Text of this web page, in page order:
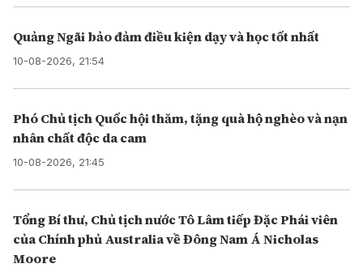
Quảng Ngãi bảo đảm điều kiện dạy và học tốt nhất
10-08-2026, 21:54
Phó Chủ tịch Quốc hội thăm, tặng quà hộ nghèo và nạn
nhân chất độc da cam
10-08-2026, 21:45
Tổng Bí thư, Chủ tịch nước Tô Lâm tiếp Đặc Phái viên
của Chính phủ Australia về Đông Nam Á Nicholas
Moore